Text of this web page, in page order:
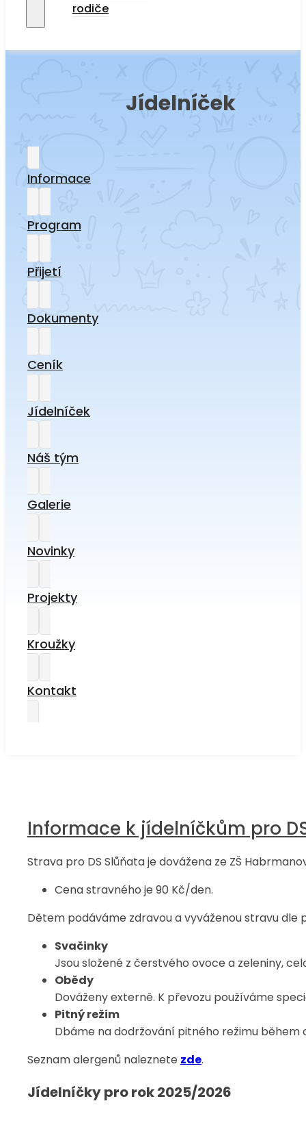
rodiče
Jídelníček
Informace
Program
Přijetí
Dokumenty
Ceník
Jídelníček
Náš tým
Galerie
Novinky
Projekty
Kroužky
Kontakt
Informace k jídelníčkům pro
Strava pro DS Slůňata je dovážena ze ZŠ
Cena stravného je 90 Kč/den.
Dětem podáváme zdravou a vyváženou stravu
Svačinky
Jsou složené z čerstvého ovoce a zeleniny,
Obědy
Dováženy externě. K převozu používáme
Pitný režim
Dbáme na dodržování pitného režimu
Seznam alergenů naleznete zde.
Jídelníčky pro rok 2025/2026